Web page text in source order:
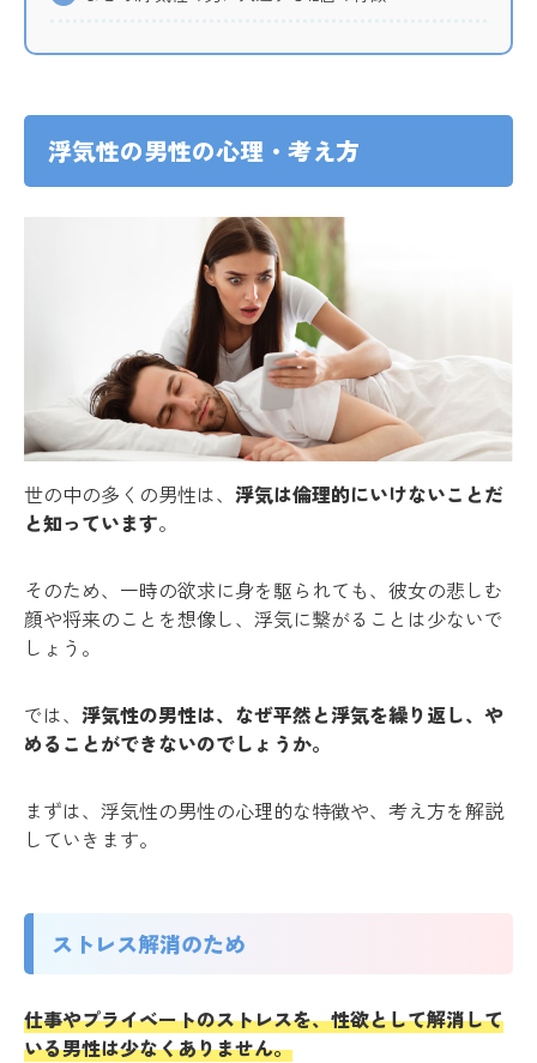
浮気性の男性の心理・考え方
世の中の多くの男性は、 浮気は倫理的にいけないことだ
と知っています。
そのため、一時の欲求に身を駆られても、彼女の悲しむ
顔や将来のことを想像し、浮気に繋がることは少ないで
しょう。
では、 浮気性の男性は、なぜ平然と浮気を繰り返し、や
めることができないのでしょうか。
まずは、浮気性の男性の心理的な特徴や、考え方を解説
していきます。
ストレス解消のため
仕事やプライベートのストレスを、性欲として解消して
いる男性は少なくありません。